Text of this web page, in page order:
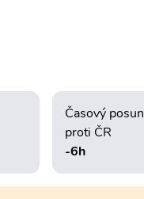
Časový posun
proti ČR
-6h